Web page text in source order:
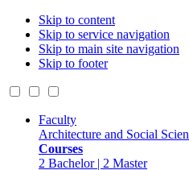
Skip to content
Skip to service navigation
Skip to main site navigation
Skip to footer
Faculty
Architecture and Social
Courses
2 Bachelor | 2 Master